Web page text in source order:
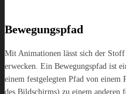
Bewegungspfad
Mit Animationen lässt sich der
erwecken. Ein Bewegungspfad ist
einem festgelegten Pfad von einem
des Bildschirms) zu einem